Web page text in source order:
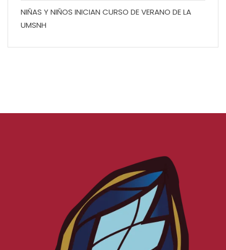
NIÑAS Y NIÑOS INICIAN CURSO DE VERANO DE LA
UMSNH